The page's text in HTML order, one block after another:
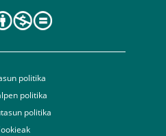
politika
politika
politika